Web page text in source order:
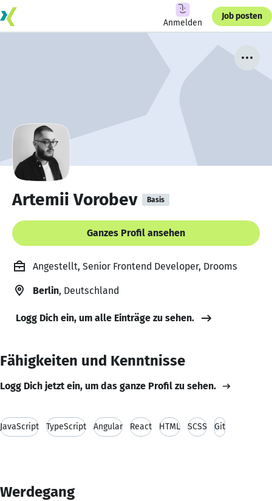
Anmelden
Job posten
Artemii Vorobev Basis
Ganzes Profil ansehen
Angestellt, Senior Frontend Developer, Drooms
Berlin, Deutschland
Logg Dich ein, um alle Einträge zu sehen.
Fähigkeiten und Kenntnisse
Logg Dich jetzt ein, um das ganze Profil zu sehen.
JavaScript TypeScript Angular React HTML SCSS Git
Werdegang